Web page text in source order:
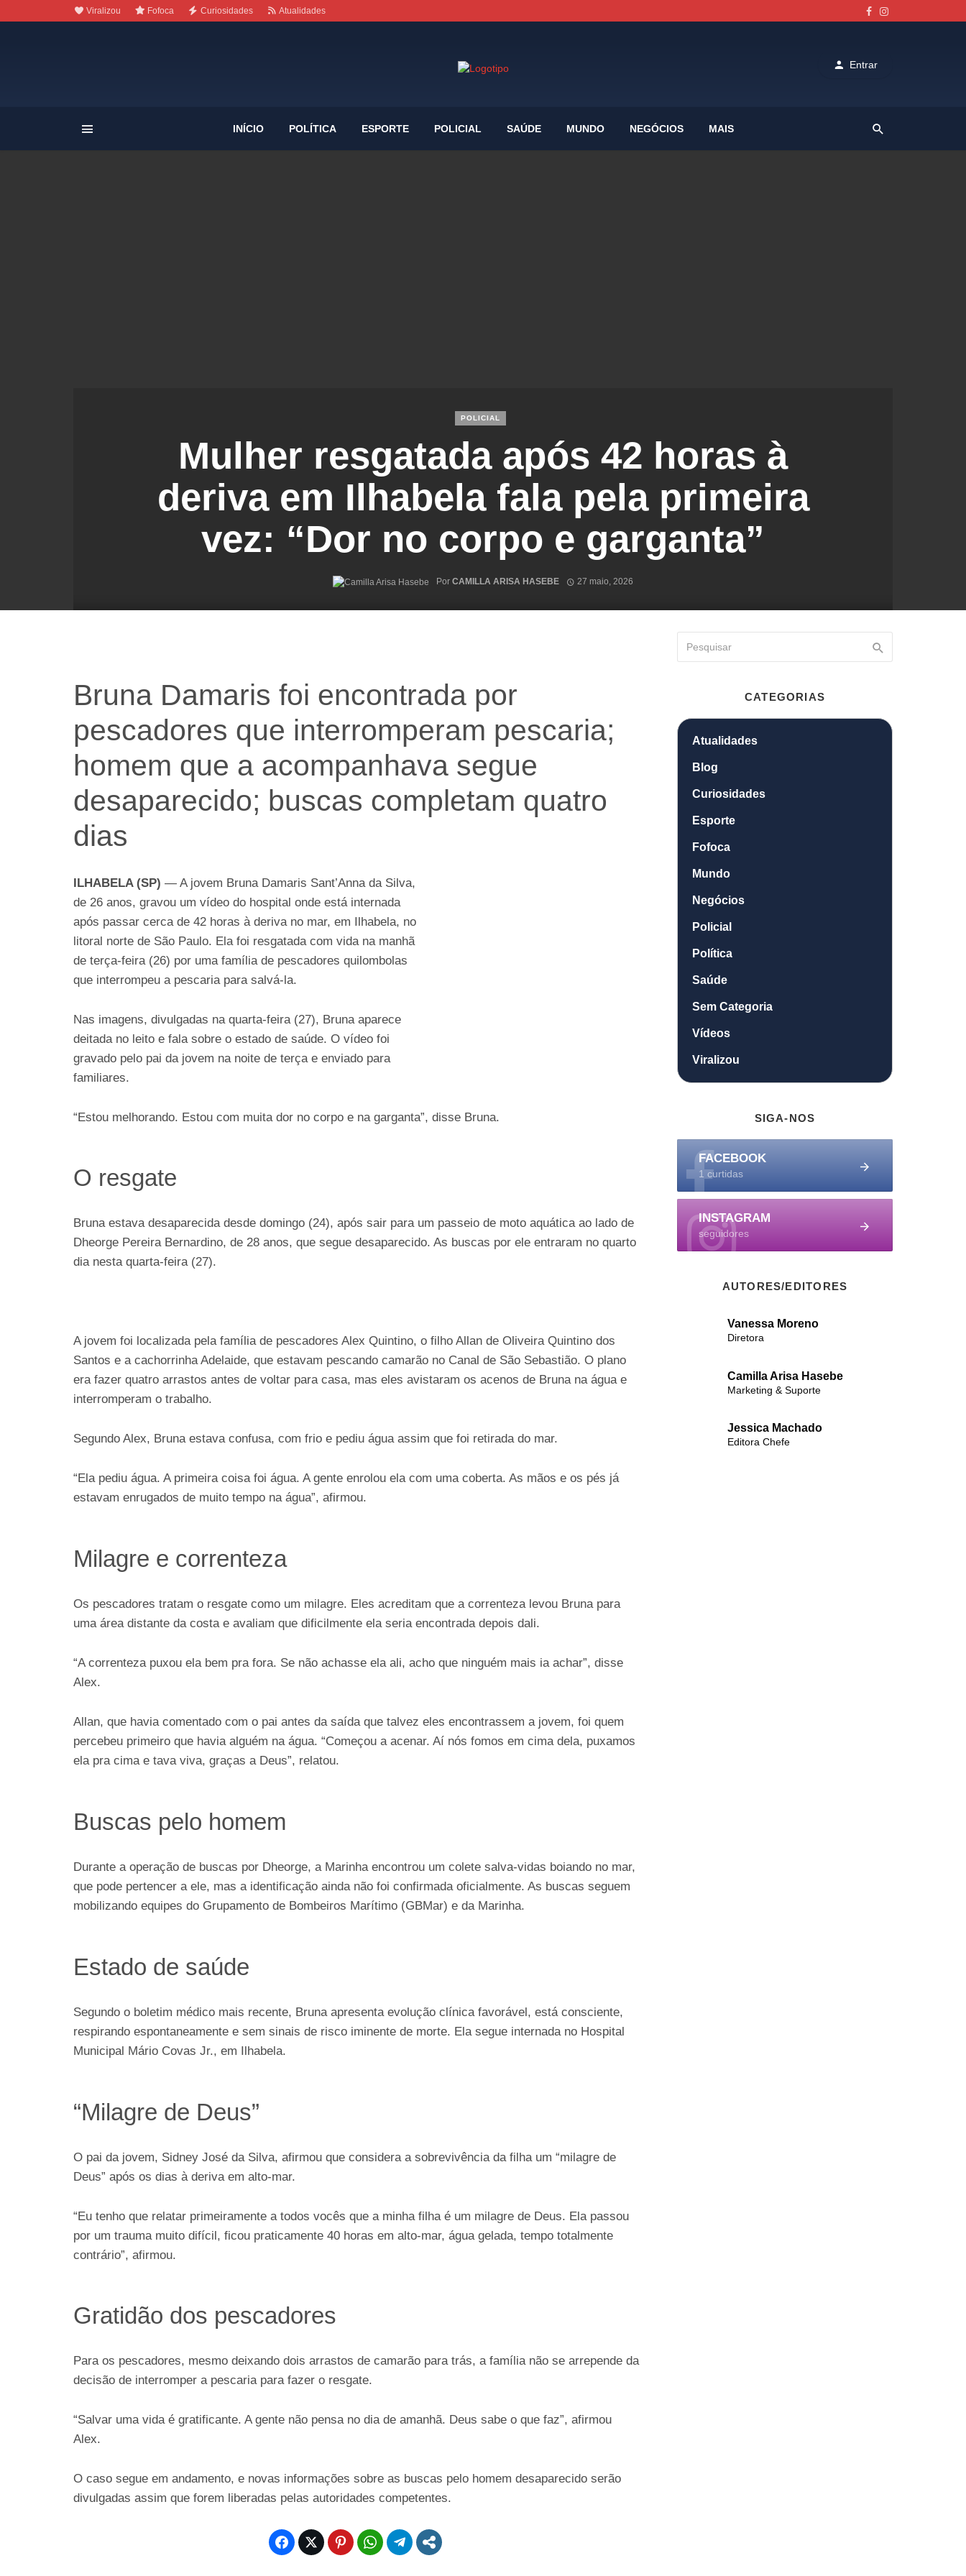
Viralizou Fofoca Curiosidades Atualidades
Entrar
INÍCIO POLÍTICA ESPORTE POLICIAL SAÚDE MUNDO NEGÓCIOS MAIS
POLICIAL
Mulher resgatada após 42 horas à
deriva em Ilhabela fala pela primeira
vez: “Dor no corpo e garganta”
Por CAMILLA ARISA HASEBE 27 maio, 2026
Bruna Damaris foi encontrada por
pescadores que interromperam pescaria;
homem que a acompanhava segue
desaparecido; buscas completam quatro
dias
ILHABELA (SP) — A jovem Bruna Damaris Sant’Anna da Silva,
de 26 anos, gravou um vídeo do hospital onde está internada
após passar cerca de 42 horas à deriva no mar, em Ilhabela, no
litoral norte de São Paulo. Ela foi resgatada com vida na manhã
de terça-feira (26) por uma família de pescadores quilombolas
que interrompeu a pescaria para salvá-la.
Nas imagens, divulgadas na quarta-feira (27), Bruna aparece
deitada no leito e fala sobre o estado de saúde. O vídeo foi
gravado pelo pai da jovem na noite de terça e enviado para
familiares.
“Estou melhorando. Estou com muita dor no corpo e na garganta”, disse Bruna.
O resgate
Bruna estava desaparecida desde domingo (24), após sair para um passeio de moto aquática ao lado de
Dheorge Pereira Bernardino, de 28 anos, que segue desaparecido. As buscas por ele entraram no quarto
dia nesta quarta-feira (27).
A jovem foi localizada pela família de pescadores Alex Quintino, o filho Allan de Oliveira Quintino dos
Santos e a cachorrinha Adelaide, que estavam pescando camarão no Canal de São Sebastião. O plano
era fazer quatro arrastos antes de voltar para casa, mas eles avistaram os acenos de Bruna na água e
interromperam o trabalho.
Segundo Alex, Bruna estava confusa, com frio e pediu água assim que foi retirada do mar.
“Ela pediu água. A primeira coisa foi água. A gente enrolou ela com uma coberta. As mãos e os pés já
estavam enrugados de muito tempo na água”, afirmou.
Milagre e correnteza
Os pescadores tratam o resgate como um milagre. Eles acreditam que a correnteza levou Bruna para
uma área distante da costa e avaliam que dificilmente ela seria encontrada depois dali.
“A correnteza puxou ela bem pra fora. Se não achasse ela ali, acho que ninguém mais ia achar”, disse
Alex.
Allan, que havia comentado com o pai antes da saída que talvez eles encontrassem a jovem, foi quem
percebeu primeiro que havia alguém na água. “Começou a acenar. Aí nós fomos em cima dela, puxamos
ela pra cima e tava viva, graças a Deus”, relatou.
Buscas pelo homem
Durante a operação de buscas por Dheorge, a Marinha encontrou um colete salva-vidas boiando no mar,
que pode pertencer a ele, mas a identificação ainda não foi confirmada oficialmente. As buscas seguem
mobilizando equipes do Grupamento de Bombeiros Marítimo (GBMar) e da Marinha.
Estado de saúde
Segundo o boletim médico mais recente, Bruna apresenta evolução clínica favorável, está consciente,
respirando espontaneamente e sem sinais de risco iminente de morte. Ela segue internada no Hospital
Municipal Mário Covas Jr., em Ilhabela.
“Milagre de Deus”
O pai da jovem, Sidney José da Silva, afirmou que considera a sobrevivência da filha um “milagre de
Deus” após os dias à deriva em alto-mar.
“Eu tenho que relatar primeiramente a todos vocês que a minha filha é um milagre de Deus. Ela passou
por um trauma muito difícil, ficou praticamente 40 horas em alto-mar, água gelada, tempo totalmente
contrário”, afirmou.
Gratidão dos pescadores
Para os pescadores, mesmo deixando dois arrastos de camarão para trás, a família não se arrepende da
decisão de interromper a pescaria para fazer o resgate.
“Salvar uma vida é gratificante. A gente não pensa no dia de amanhã. Deus sabe o que faz”, afirmou
Alex.
O caso segue em andamento, e novas informações sobre as buscas pelo homem desaparecido serão
divulgadas assim que forem liberadas pelas autoridades competentes.
CATEGORIAS
Atualidades
Blog
Curiosidades
Esporte
Fofoca
Mundo
Negócios
Policial
Política
Saúde
Sem Categoria
Vídeos
Viralizou
SIGA-NOS
FACEBOOK
1 curtidas
INSTAGRAM
seguidores
AUTORES/EDITORES
Vanessa Moreno
Diretora
Camilla Arisa Hasebe
Marketing & Suporte
Jessica Machado
Editora Chefe